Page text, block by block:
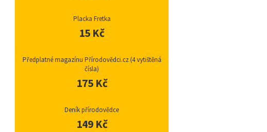
Placka Fretka
15 Kč
Předplatné magazínu Přírodovědci.cz (4 vytištěná
čísla)
175 Kč
Deník přírodovědce
149 Kč